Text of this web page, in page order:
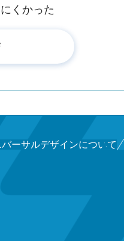
くかった
ーサルデザインについて